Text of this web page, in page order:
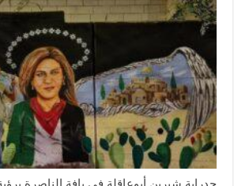
جدراية شيرين أبوعاقلة في يافة الناصرة